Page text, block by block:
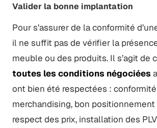
Valider la bonne implantation
Pour s’assurer de la conformité
il ne suffit pas de vérifier la
meuble ou des produits. Il s’agit de
toutes les conditions négociées
ont bien été respectées :
merchandising, bon
respect des prix, installation des PLV